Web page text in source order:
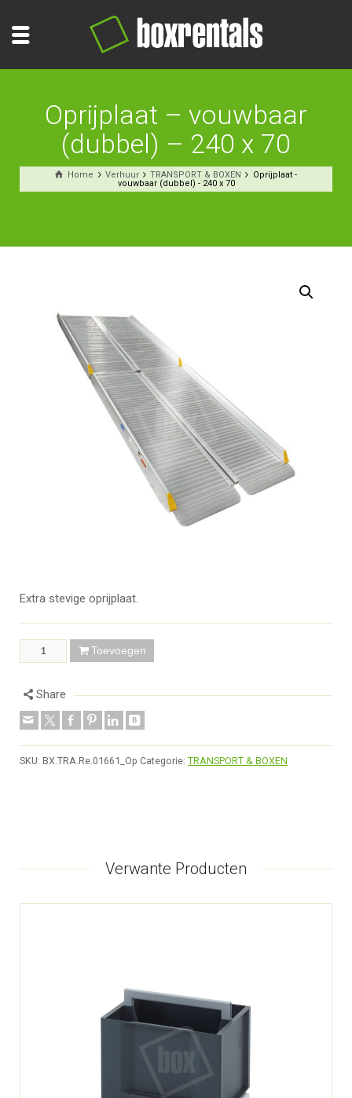
Oprijplaat – vouwbaar
(dubbel) – 240 x 70
Home Verhuur TRANSPORT & BOXEN
Oprijplaat -
vouwbaar (dubbel) - 240 x 70
Extra stevige oprijplaat.
Toevoegen
Share
SKU: BX.TRA.Re.01661_Op Categorie: TRANSPORT & BOXEN
Verwante Producten